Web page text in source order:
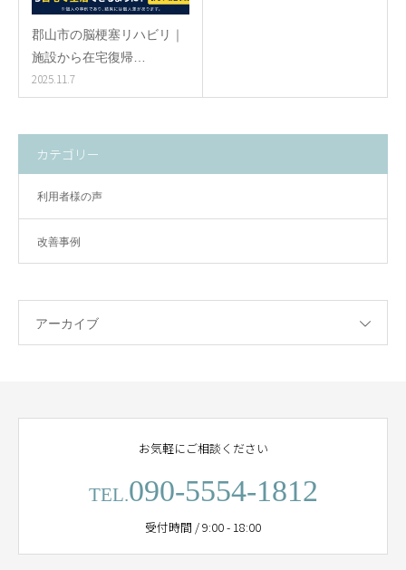
郡山市の脳梗塞リハビリ｜
施設から在宅復帰…
2025.11.7
カテゴリー
利用者様の声
改善事例
アーカイブ
お気軽にご相談ください
TEL.090-5554-1812
受付時間 / 9:00 - 18:00